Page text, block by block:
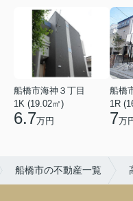
船橋市海神３丁目
1K (19.02㎡)
6.7万円
船橋
1R
7万
船橋市の不動産一覧